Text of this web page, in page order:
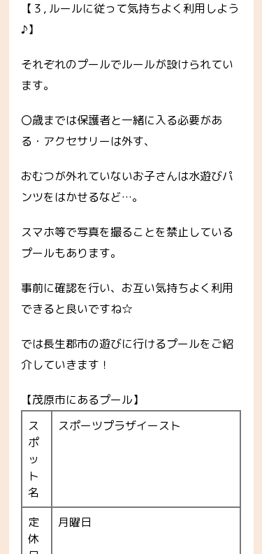
【３, ルールに従って気持ちよく利用しよう
♪】
それぞれのプールでルールが設けられてい
ます。
〇歳までは保護者と一緒に入る必要があ
る・アクセサリーは外す、
おむつが外れていないお子さんは水遊びパ
ンツをはかせるなど…。
スマホ等で写真を撮ることを禁止している
プールもあります。
事前に確認を行い、お互い気持ちよく利用
できると良いですね☆
では長生郡市の遊びに行けるプールをご紹
介していきます！
【茂原市にあるプール】
ス
ポ
ッ
ト
名
スポーツプラザイースト
定
休
月曜日